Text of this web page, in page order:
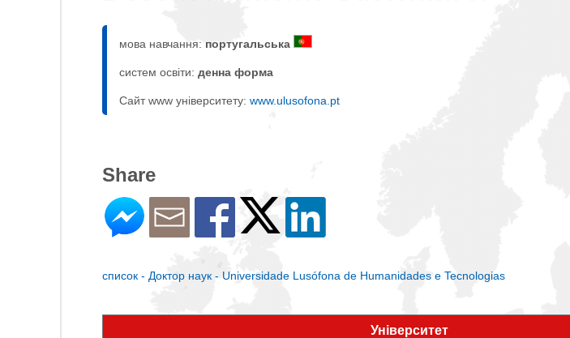
мова навчання: португальська
систем освіти: денна форма
Сайт www університету: www.ulusofona.pt
Share
список - Доктор наук - Universidade Lusófona de Humanidades e Tecnologias
Університет